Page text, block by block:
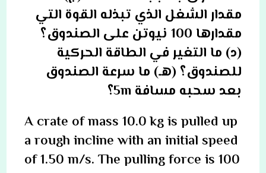
مقدار الشغل الذي تبذله القوة التي
مقدارها 100 نيوتن على الصندوق؟
(د) ما التغير في الطاقة الحركية
للصندوق؟ (هـ) ما سرعة الصندوق
بعد سحبه مسافة 5m؟
A crate of mass 10.0 kg is pulled up
a rough incline with an initial speed
of 1.50 m/s. The pulling force is 100